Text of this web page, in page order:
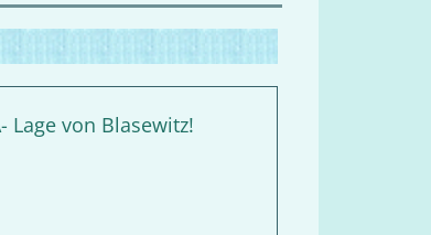
Lage von Blasewitz!